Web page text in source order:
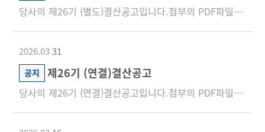
당사의 제26기 (별도)결산공고입니다.첨부의 PDF파일을 참조하시기 바랍니다.
2026.0331
공지 제26기 (연결)결산공고
당사의 제26기 (연결)결산공고입니다.첨부의 PDF파일을 참조하시기 바랍니다.